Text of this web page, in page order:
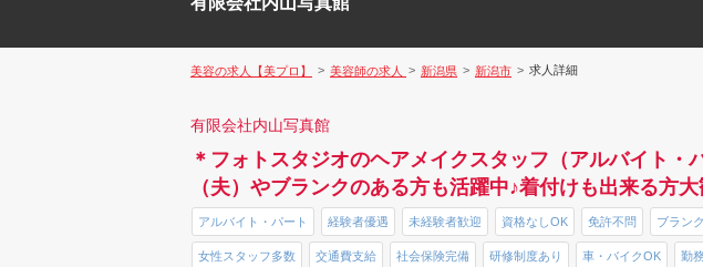
美容の求人【美プロ】 美容師の求人 新潟県 新潟市 求人詳細
有限会社内山写真館
＊フォトスタジオのヘアメイクスタッフ（アルバイト
（夫）やブランクのある方も活躍中♪着付けも出来る方
アルバイト・パート 経験者優遇 未経験者歓迎 資格なしOK 免許不問 ブラン
女性スタッフ多数 交通費支給 社会保険完備 研修制度あり 車・バイクOK 勤